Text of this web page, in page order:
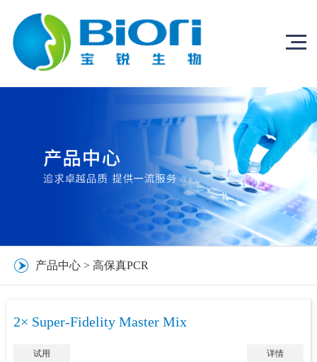
产品中心 > 高保真PCR
2× Super-Fidelity Master Mix
试用 详情